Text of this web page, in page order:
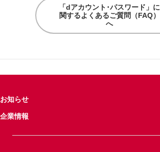
「dアカウント･パスワード」に
関するよくあるご質問（FAQ）
へ
お知らせ
企業情報